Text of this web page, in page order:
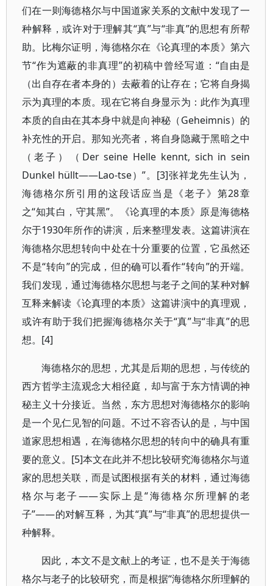
们在一则海德格尔与中国道家关系的文献中发现了一
种解释，或许对于理解其“真”与“非真”的思想有所帮
助。比梅尔证明，海德格尔在《论真理的本质》第六
节“作为遮蔽的非真理”的初稿中曾经写道：“自由是
（出自存在者本身的）去蔽着的让存在；它将自身揭
示为真理的本质。现在它将自身显示为：此作为真理
本质的自由在其本身中就是向神秘（Geheimnis）的
补充性的开启。那知光亮者，将自身隐藏于黑暗之中
（老子）（Der seine Helle kennt, sich in sein
Dunkel hüllt――Lao-tse）”。[3]张祥龙先生认为，
海德格尔所引用的这段话应当是《老子》第28章
之“知其白，守其黑”。《论真理的本质》原是海德格
尔于1930年所作的讲演，后来整理发表。这篇讲演在
海德格尔思想转向中处在十分重要的位置，它虽然还
不是“转向”的完成，但的确可以看作“转向”的开端。
我们发现，通过海德格尔思想与老子之间的某种对解
互释来解读《论真理的本质》这篇讲演中的真理观，
或许有助于我们把握海德格尔关于“真”与“非真”的思
想。[4]
海德格尔的思想，尤其是后期的思想，与传统的
西方哲学主流观念大相径庭，却与富于东方情调的神
秘主义十分接近。当然，东方思想对海德格尔的影响
是一个见仁见智的问题。不过不容否认的是，与中国
道家思想相遇，在海德格尔思想的转向中的确具有重
要的意义。[5]本文在此并不想比较研究海德格尔与道
家的思想关联，而是试图根据有关的材料，通过海德
格尔与老子――实际上是“海德格尔所理解的老
子”――的对解互释，为其“真”与“非真”的思想提供一
种解释。
因此，本文不是文献上的考证，也不是关于海德
格尔与老子的比较研究，而是根据“海德格尔所理解的